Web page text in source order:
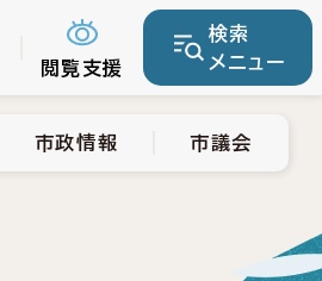
閲覧支援
検索
メニュー
市議会
市政情報 市議会